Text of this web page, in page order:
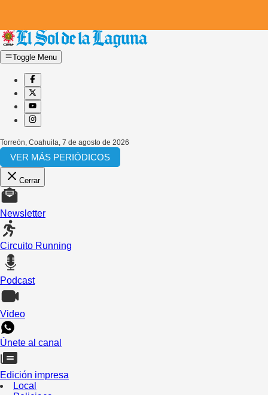
Toggle Menu
Torreón, Coahuila 7 de agosto de 2026
VER MÁS PERIÓDICOS
Cerrar
Newsletter
Circuito Running
Podcast
Video
Únete al canal
Edición impresa
Local